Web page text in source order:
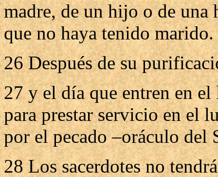
madre, de un hijo o de una
que no haya tenido marido.
26 Después de su
27 y el día que entren en
para prestar servicio en el
por el pecado –oráculo del
28 Los sacerdotes no